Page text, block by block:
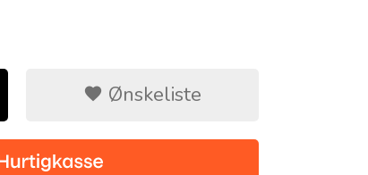
Ønskeliste